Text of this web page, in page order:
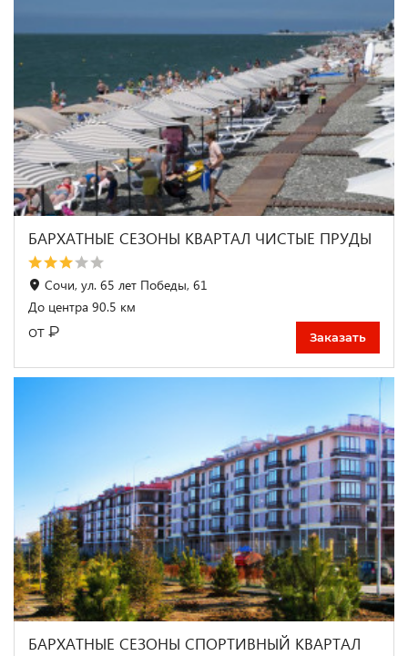
БАРХАТНЫЕ СЕЗОНЫ КВАРТАЛ ЧИСТЫЕ ПРУДЫ
Сочи, ул. 65 лет Победы, 61
До центра 90.5 км
от ₽ Заказать
БАРХАТНЫЕ СЕЗОНЫ СПОРТИВНЫЙ КВАРТАЛ